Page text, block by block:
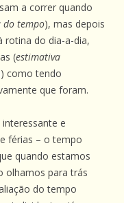
a correr quando
do tempo), mas depois
rotina do dia-a-dia,
(estimativa
como tendo
que foram.
e
férias – o tempo
quando estamos
olhamos para trás
do tempo